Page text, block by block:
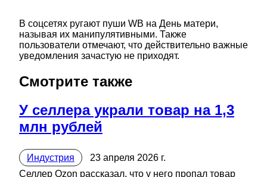
В соцсетях ругают пуши WB на День матери,
называя их манипулятивными. Также
пользователи отмечают, что действительно важные
уведомления зачастую не приходят.
Смотрите также
У селлера украли товар на 1,3
млн рублей
Индустрия
23 апреля 2026 г.
Селлер Ozon рассказал, что у него пропал товар